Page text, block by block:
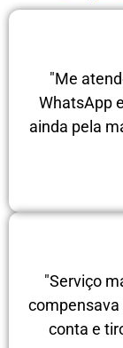
"Me
WhatsApp
ainda pela
"Serviço
compensava
conta e